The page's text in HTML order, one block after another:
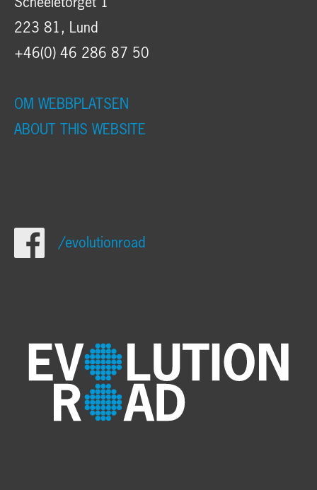
Scheeletorget 1
223 81, Lund
+46(0) 46 286 87 50
OM WEBBPLATSEN
ABOUT THIS WEBSITE
/evolutionroad